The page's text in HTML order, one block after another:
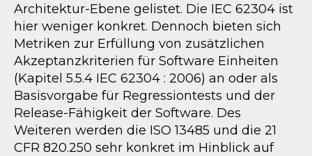
Architektur-Ebene gelistet. Die IEC 62304 ist
hier weniger konkret. Dennoch bieten sich
Metriken zur Erfüllung von zusätzlichen
Akzeptanzkriterien für Software Einheiten
(Kapitel 5.5.4 IEC 62304 : 2006) an oder als
Basisvorgabe für Regressiontests und der
Release-Fähigkeit der Software. Des
Weiteren werden die ISO 13485 und die 21
CFR 820.250 sehr konkret im Hinblick auf